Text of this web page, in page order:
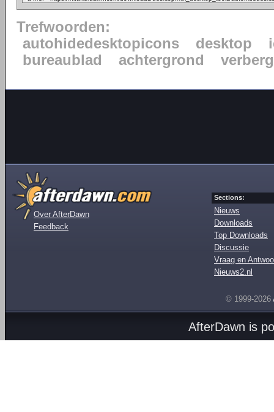
Trefwoorden:
autohidedesktopicons
desktop
bureaublad
achtergrond
Over AfterDawn
Feedback
Sections:
Nieuws
Downloads
Top Downloads
Discussie
Vraag en
Nieuws2.nl
© 1999-2026
AfterDawn is